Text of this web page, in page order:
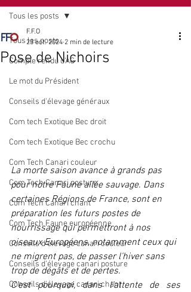
Tous les posts
Compte rendu d'AG
Le mot du Président
Conseils d'élevage généraux
Com tech Exotique Bec droit
Com tech Exotique Bec crochu
Com Tech Canari couleur
Com Tech Canari posture
Com Tech Canari chant
Com Tech Faune européenne
Conseils d'élevage canari couleur
Conseils d'élevage canari posture
Conseils d'élevage canari chant
Tous les posts
Pose de Nichoirs
F.F.O
23 oct. 2024 2 min de lecture
La morte saison avance à grands pas
pour notre Faune ailée sauvage. Dans
certaines Régions de France, sont en
préparation les futurs postes de
nourrissage qui permettront à nos
oiseaux Européens, notamment ceux qui
ne migrent pas, de passer l’hiver sans
trop de dégâts et de pertes.
C’est pourquoi, dans l’attente de ses